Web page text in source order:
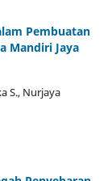
Pembuatan
Mandiri Jaya
S., Nurjaya